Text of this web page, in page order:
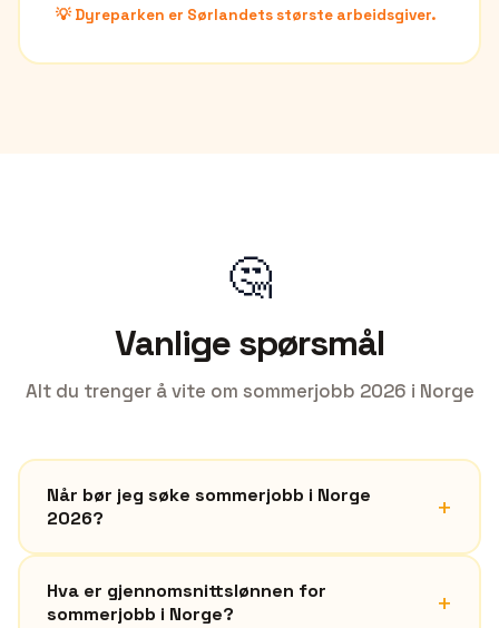
💡Dyreparken er Sørlandets største arbeidsgiver.
🤔
Vanlige spørsmål
Alt du trenger å vite om sommerjobb 2026 i Norge
Når bør jeg søke sommerjobb i Norge
2026?
+
Hva er gjennomsnittslønnen for
sommerjobb i Norge?
+